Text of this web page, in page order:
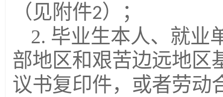
（见附件2）；
2. 毕业生本人、就业
部地区和艰苦边远地区
议书复印件，或者劳动